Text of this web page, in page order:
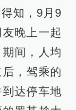
知，9月9
晚上一起
间，人均
，驾乘的
达停车地